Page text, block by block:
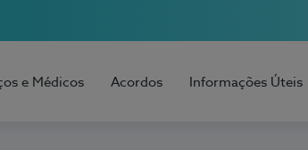
e Médicos Acordos Informações Úteis